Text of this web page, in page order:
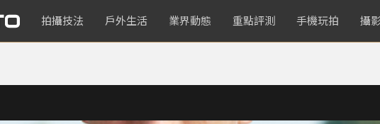
拍攝技法 戶外生活 業界動態 重點評測 手機玩拍 攝